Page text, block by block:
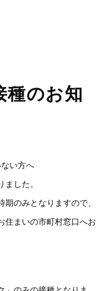
種のお知
い方へ
ました。
のみとなりますので、
住まいの市町村窓口へお